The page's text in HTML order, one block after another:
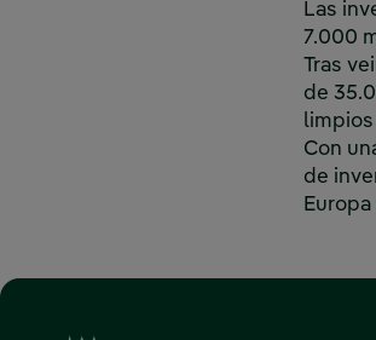
Las
7.000
Tras
de
Con
de